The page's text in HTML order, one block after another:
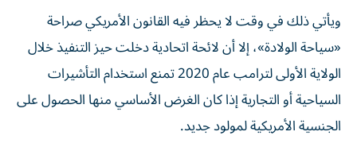
ويأتي ذلك في وقت لا يحظر فيه القانون الأمريكي صراحة
«سياحة الولادة»، إلا أن لائحة اتحادية دخلت حيز التنفيذ خلال
الولاية الأولى لترامب عام 2020 تمنع استخدام التأشيرات
السياحية أو التجارية إذا كان الغرض الأساسي منها الحصول على
الجنسية الأمريكية لمولود جديد.